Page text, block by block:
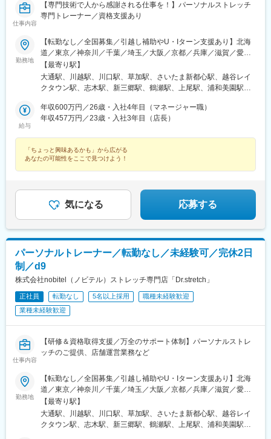
神楽坂駅、蓮沼駅、小川町駅(東京都)、有明駅(東京都)、銀座一丁
目駅、神谷町駅、新宿駅、大崎駅、巣鴨新田駅、高津駅(神奈川
烏丸駅、天王寺駅、大阪城北詰駅、大江橋駅、松屋町駅、住吉駅
(兵庫県・阪神線)、櫛田神社前駅、旦過駅、東北沢駅、神戸三宮駅
(阪急・神戸高速)、三宮駅(神戸新交通)、高速神戸駅、上野御徒町
駅、胡町駅、西川緑道公園駅、末広町駅(東京都)、御幸橋駅、水道
橋駅、豊島園駅(西武線)、高須神社駅
森ノ宮駅、都島駅、摂津本山駅、仁川駅、鳴尾・武庫川女子大前
駅、御影駅(兵庫県・阪神線)、尼崎駅(東海道本線)、西宮北口駅、
駅、小倉駅(福岡県)、鴨宮駅、忍ケ丘駅、茶山・京都芸術大学駅、
和泉中央駅、自由が丘駅、幡ケ谷駅、下高井戸駅、学芸大学駅、
三軒茶屋駅、中目黒駅、下北沢駅、武蔵小杉駅、みなと元町駅、
千歳烏山駅、旧居留地・大丸前駅、元住吉駅、三宮・花時計前
駅、神戸駅(兵庫県)、加古川駅、恵比寿駅、御徒町駅、八王子駅、
駅、後楽園駅、ひばりケ丘駅(東京都)、倉敷駅、道場南口駅、仙川
駅、上大岡駅、練馬駅、成田駅、七道駅、鳩ケ谷駅、東札幌駅、
都電雑司ケ谷駅、神泉駅、住吉駅(東京都)、亀戸水神駅、京橋駅
(東京都)、曙橋駅、鮫洲駅、府中競馬正門前駅、牛込神楽坂駅、京
急蒲田駅、新御茶ノ水駅、越中島駅、国際展示場駅、淡路町駅、
六本木一丁目駅、乃木坂駅、井の頭公園駅、銀座駅、西武新宿
駅、大崎広小路駅、二子新地駅、大森海岸駅、大塚駅前駅、溝の
口駅、新高島駅、桜木町駅、元町・中華街駅、下飯田駅、石上
駅、糸貫駅、近鉄名古屋駅、栄町駅(愛知県)、西高蔵駅、矢田駅
(愛知県)、木曽川駅、東海通駅、新豊橋駅、京都駅、祇園四条駅、
鞍馬口駅、北新地駅、谷町九丁目駅、日本橋駅(大阪府)、天王寺駅
前駅、梅田駅(地下鉄)、今福鶴見駅、四ツ橋駅、大阪ビジネスパー
ク駅、肥後橋駅、千里中央駅(大阪モノレール)、桜ノ宮駅、岡本駅
(兵庫県)、甲子園駅、石屋川駅、祇園駅(福岡県)、天神南駅、朝倉
街道駅、平和通駅、元田中駅、奥沢駅、松原駅(東京都)、西太子堂
駅、代官山駅、池ノ上駅、新丸子駅、花隈駅、芦花公園駅、元町
駅(兵庫県)、神戸三宮駅(阪神)、ハーバーランド駅、上野広小路
駅、京王八王子駅、姫路駅、勝どき駅、八丁堀駅(広島県)、岡山駅
前駅、岩本町駅、皆実町六丁目駅、春日駅(東京都)、倉敷市駅、豊
島園駅(都営線)、大和川駅、バスセンター前駅、永田町駅、学習院
下駅、東池袋駅、新富町駅(東京都)、新宿御苑前駅、府中本町駅、
神楽坂駅、蓮沼駅、小川町駅(東京都)、有明駅(東京都)、銀座一丁
県)、高島町駅、馬車道駅、大曽根駅、駅前駅、九条駅(京都府)、
烏丸駅、天王寺駅、大阪城北詰駅、大江橋駅、松屋町駅、住吉駅
(兵庫県・阪神線)、櫛田神社前駅、旦過駅、東北沢駅、神戸三宮駅
(阪急・神戸高速)、三宮駅(神戸新交通)、高速神戸駅、上野御徒町
駅、胡町駅、西川緑道公園駅、末広町駅(東京都)、御幸橋駅、水道
仕事内容
【専門技術で人から感謝される仕事を！】パーソナルストレッチ
専門トレーナー／資格支援あり
勤務地
【転勤なし／全国募集／引越し補助やU・Iターン支援あり】北海
道／東京／神奈川／千葉／埼玉／大阪／京都／兵庫／滋賀／愛知
／岐阜／福岡／広島／岡山＜新店舗続々オープン＞愛知、東京、
埼玉、大阪など◎勤務地の希望考慮◎U・Iターン歓迎◎引っ越し
手当（上限35万円まで）※規定あり※以下店舗への配属の場合は、
由が丘・幡ヶ谷 ・下高井戸・学芸大学・三軒茶屋・中目黒・下北
沢・千歳烏山・恵比寿・BINO御徒町・八王子・月島・ヨドバシ
口・ひばりが丘パルコ・仙川・練馬└神奈川：武蔵小杉・元住
吉・上大岡京急└千葉：イオンモール成田└兵庫：神戸元町・三宮
トアロード・三宮・デュオこうべ・ニッケパークタウン加古川・
姫路・イオンモール神戸北└広島：広島本通・ゆめタウン広島└岡
【最寄り駅】
大通駅、川越駅、川口駅、草加駅、さいたま新都心駅、越谷レイ
クタウン駅、志木駅、新三郷駅、鶴瀬駅、上尾駅、浦和美園駅、
田馬場駅、吉祥寺駅、池袋駅、渋谷駅、錦糸町駅、亀戸駅、東京
駅、新宿駅(東京メトロ)、南大沢駅、宝町駅(東京都)、四谷三丁目
駅(東京都)、六本木駅、木場駅(東京都)、有楽町駅、新宿西口駅、
日本橋駅(東京都)、高円寺駅、町田駅、東中野駅、虎ノ門ヒルズ
学駅、相模大野駅、武蔵溝ノ口駅、戸塚駅、横浜駅、茅ケ崎駅、
みなとみらい駅、新百合ケ丘駅、平塚駅、橋本駅(神奈川県)、二俣
川駅、中央林間駅、石川町駅、ゆめが丘駅、藤沢駅、日吉駅(神奈
川県)、東戸塚駅、モレラ岐阜駅、美濃青柳駅、名鉄名古屋駅、名
古屋駅、栄駅(愛知県)、久屋大通駅、矢場町駅、国際センター駅、
日進駅(愛知県)、熱田駅、長久手古戦場駅、ナゴヤドーム前矢田
駅、黒田駅(愛知県)、りんくう常滑駅、港区役所駅、安城駅、稲沢
瀬田駅(滋賀県)、東寺駅、京都河原町駅、北大路駅、西院駅(阪急
線)、高の原駅、大阪難波駅、西梅田駅、大阪上本町駅、樟葉駅、
近鉄日本橋駅、十三駅、なんば駅(南海線)、近鉄八尾駅、大阪阿部
野橋駅、東梅田駅、なんば駅(地下鉄)、横堤駅、大日駅、心斎橋
駅、北花田駅、大阪梅田駅(阪急線)、大阪梅田駅(阪神線)、河内天
美駅、京橋駅(大阪府)、天満橋駅、阿倍野駅(地下鉄)、淀屋橋駅、
千里中央駅(北大阪急行)、長堀橋駅、大阪駅、堺東駅、岡田浦駅、
博多駅、西新駅、酒殿駅、西鉄福岡駅、天神駅、福間駅、天拝山
駅、小倉駅(福岡県)、鴨宮駅、忍ケ丘駅、茶山・京都芸術大学駅、
和泉中央駅、自由が丘駅、幡ケ谷駅、下高井戸駅、学芸大学駅、
三軒茶屋駅、中目黒駅、下北沢駅、武蔵小杉駅、みなと元町駅、
千歳烏山駅、旧居留地・大丸前駅、元住吉駅、三宮・花時計前
給与
年収600万円／26歳・入社4年目（マネージャー職）
年収457万円／23歳・入社3年目（店長）
「ちょっと興味あるかも」から広がる
あなたの可能性をここで見つけよう！
気になる 応募する
パーソナルトレーナー／転勤なし／未経験可／完休2日
制／d9
株式会社nobitel（ノビテル）ストレッチ専門店「Dr.stretch」
正社員 転勤なし 5名以上採用
職種未経験歓迎
業種未経験歓迎
仕事内容
【研修＆資格取得支援／万全のサポート体制】パーソナルストレ
ッチのご提供、店舗運営業務など
勤務地
【転勤なし／全国募集／引越し補助やU・Iターン支援あり】北海
道／東京／神奈川／千葉／埼玉／大阪／京都／兵庫／滋賀／愛知
／岐阜／福岡／広島／岡山＜新店舗続々オープン＞愛知、東京、
埼玉、大阪など◎勤務地の希望考慮◎U・Iターン歓迎◎引越し手
当（上限35万円まで）※規定あり※以下店舗への配属の場合は、
【最寄り駅】
大通駅、川越駅、川口駅、草加駅、さいたま新都心駅、越谷レイ
クタウン駅、志木駅、新三郷駅、鶴瀬駅、上尾駅、浦和美園駅、